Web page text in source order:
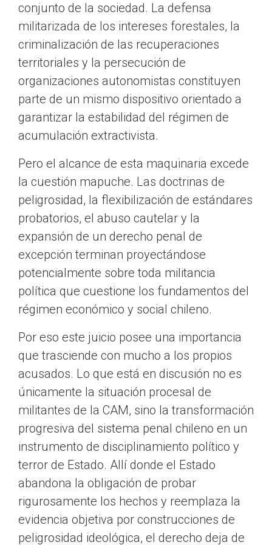
conjunto de la sociedad. La defensa
militarizada de los intereses forestales, la
criminalización de las recuperaciones
territoriales y la persecución de
organizaciones autonomistas constituyen
parte de un mismo dispositivo orientado a
garantizar la estabilidad del régimen de
acumulación extractivista.
Pero el alcance de esta maquinaria excede
la cuestión mapuche. Las doctrinas de
peligrosidad, la flexibilización de estándares
probatorios, el abuso cautelar y la
expansión de un derecho penal de
excepción terminan proyectándose
potencialmente sobre toda militancia
política que cuestione los fundamentos del
régimen económico y social chileno.
Por eso este juicio posee una importancia
que trasciende con mucho a los propios
acusados. Lo que está en discusión no es
únicamente la situación procesal de
militantes de la CAM, sino la transformación
progresiva del sistema penal chileno en un
instrumento de disciplinamiento político y
terror de Estado. Allí donde el Estado
abandona la obligación de probar
rigurosamente los hechos y reemplaza la
evidencia objetiva por construcciones de
peligrosidad ideológica, el derecho deja de